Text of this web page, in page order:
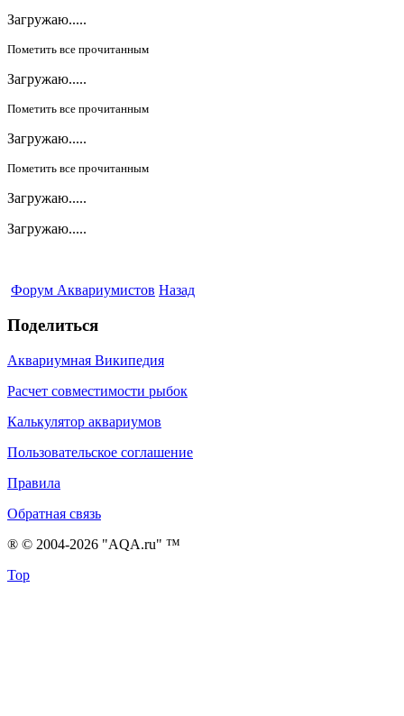
Загружаю.....
Пометить все прочитанным
Загружаю.....
Пометить все прочитанным
Загружаю.....
Пометить все прочитанным
Загружаю.....
Загружаю.....
Форум Аквариумистов Назад
Поделиться
Аквариумная Википедия
Расчет совместимости рыбок
Калькулятор аквариумов
Пользовательское соглашение
Правила
Обратная связь
® © 2004-2026 "AQA.ru" ™
Top